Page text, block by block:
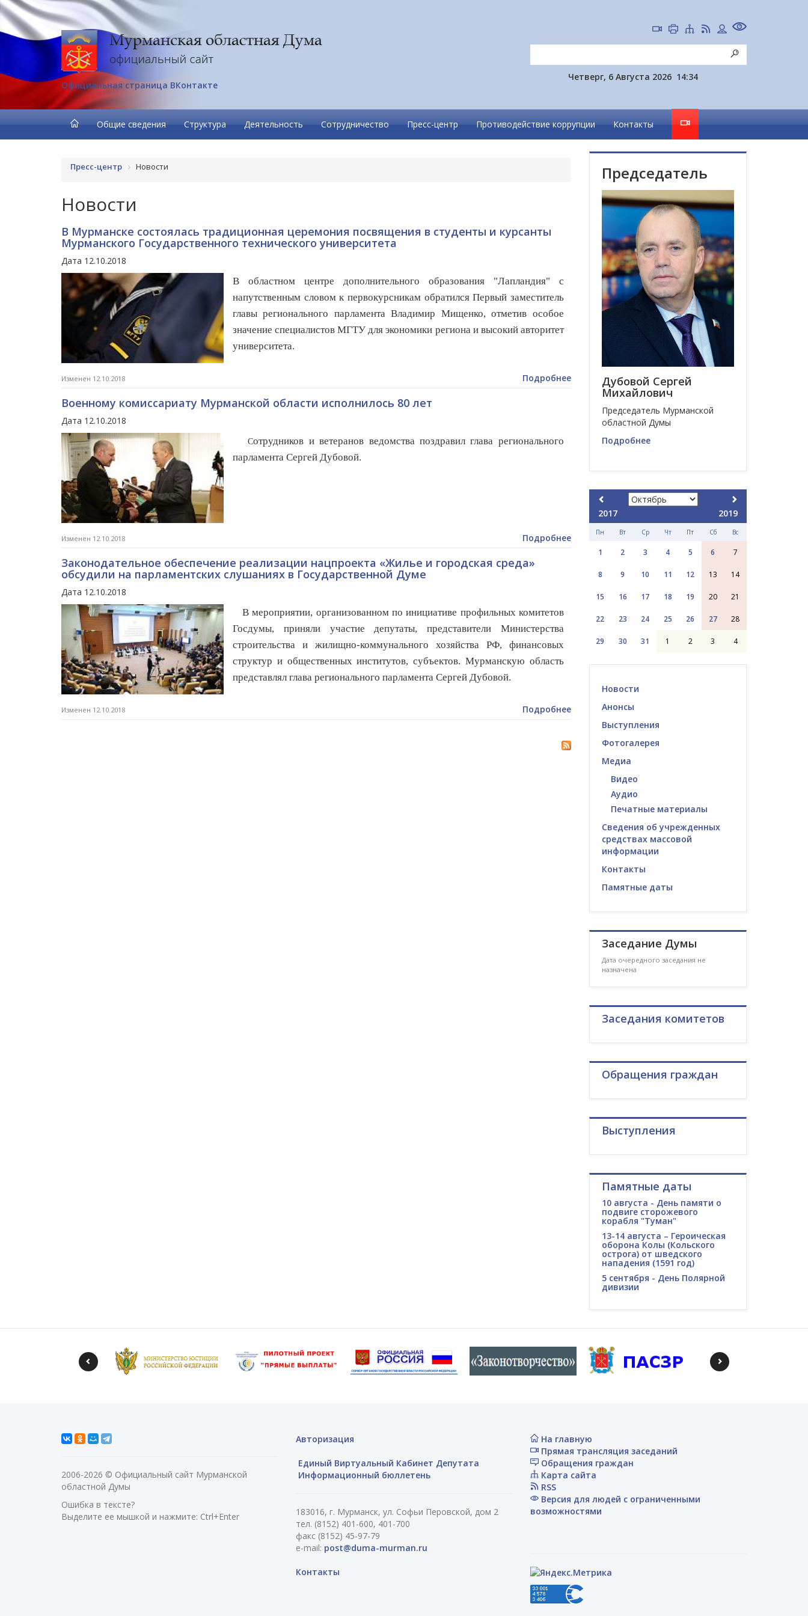
Официальная страница ВКонтакте
Четверг, 6 Августа 2026 14:34
Общие сведения Структура Деятельность Сотрудничество Пресс-центр Противодействие коррупции Контакты
Пресс-центр Новости
Новости
В Мурманске состоялась традиционная церемония посвящения в студенты и курсанты
Мурманского Государственного технического университета
Дата 12.10.2018
В областном центре дополнительного образования "Лапландия" с
напутственным словом к первокурсникам обратился Первый заместитель
главы регионального парламента Владимир Мищенко, отметив особое
значение специалистов МГТУ для экономики региона и высокий авторитет
университета.
Изменен 12.10.2018 Подробнее
Военному комиссариату Мурманской области исполнилось 80 лет
Дата 12.10.2018
Сотрудников и ветеранов ведомства поздравил глава регионального
парламента Сергей Дубовой.
Изменен 12.10.2018 Подробнее
Законодательное обеспечение реализации нацпроекта «Жилье и городская среда»
обсудили на парламентских слушаниях в Государственной Думе
Дата 12.10.2018
В мероприятии, организованном по инициативе профильных комитетов
Госдумы, приняли участие депутаты, представители Министерства
строительства и жилищно-коммунального хозяйства РФ, финансовых
структур и общественных институтов, субъектов. Мурманскую область
представлял глава регионального парламента Сергей Дубовой.
Изменен 12.10.2018 Подробнее
Председатель
Дубовой Сергей
Михайлович
Председатель Мурманской
областной Думы
Подробнее
2017 2019
Пн Вт Ср Чт Пт Сб Вс
1 2 3 4 5 6 7
8 9 10 11 12 13 14
15 16 17 18 19 20 21
22 23 24 25 26 27 28
29 30 31 1 2 3 4
Новости
Анонсы
Выступления
Фотогалерея
Медиа
Видео
Аудио
Печатные материалы
Сведения об учрежденных
средствах массовой
информации
Контакты
Памятные даты
Заседание Думы
Дата очередного заседания не
назначена
Заседания комитетов
Обращения граждан
Выступления
Памятные даты
10 августа - День памяти о
подвиге сторожевого
корабля "Туман"
13-14 августа – Героическая
оборона Колы (Кольского
острога) от шведского
нападения (1591 год)
5 сентября - День Полярной
дивизии
2006-2026 © Официальный сайт Мурманской
областной Думы
Ошибка в тексте?
Выделите ее мышкой и нажмите: Ctrl+Enter
Авторизация
Единый Виртуальный Кабинет Депутата
Информационный бюллетень
183016, г. Мурманск, ул. Софьи Перовской, дом 2
тел. (8152) 401-600, 401-700
факс (8152) 45-97-79
e-mail: post@duma-murman.ru
Контакты
На главную
Прямая трансляция заседаний
Обращения граждан
Карта сайта
RSS
Версия для людей с ограниченными
возможностями